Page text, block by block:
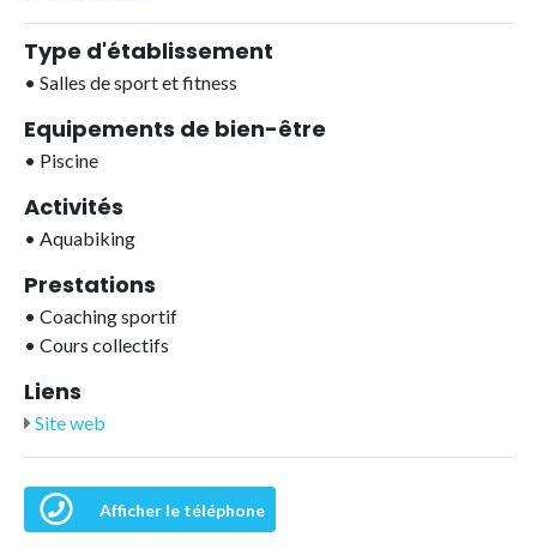
Type d'établissement
• Salles de sport et fitness
Equipements de bien-être
• Piscine
Activités
• Aquabiking
Prestations
• Coaching sportif
• Cours collectifs
Liens
Site web
Afficher le téléphone